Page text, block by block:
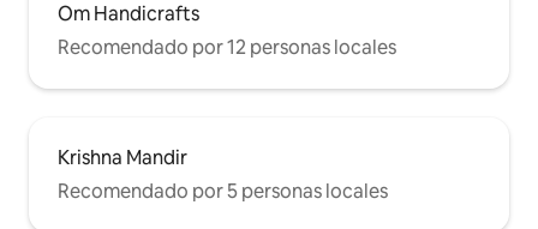
Om Handicrafts
Recomendado por 12 personas locales
Krishna Mandir
Recomendado por 5 personas locales